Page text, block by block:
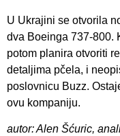
U Ukrajini se otvorila
dva Boeinga 737-800.
potom planira otvoriti
detaljima pčela, i
poslovnicu Buzz.
ovu kompaniju.
autor: Alen Šćuric,